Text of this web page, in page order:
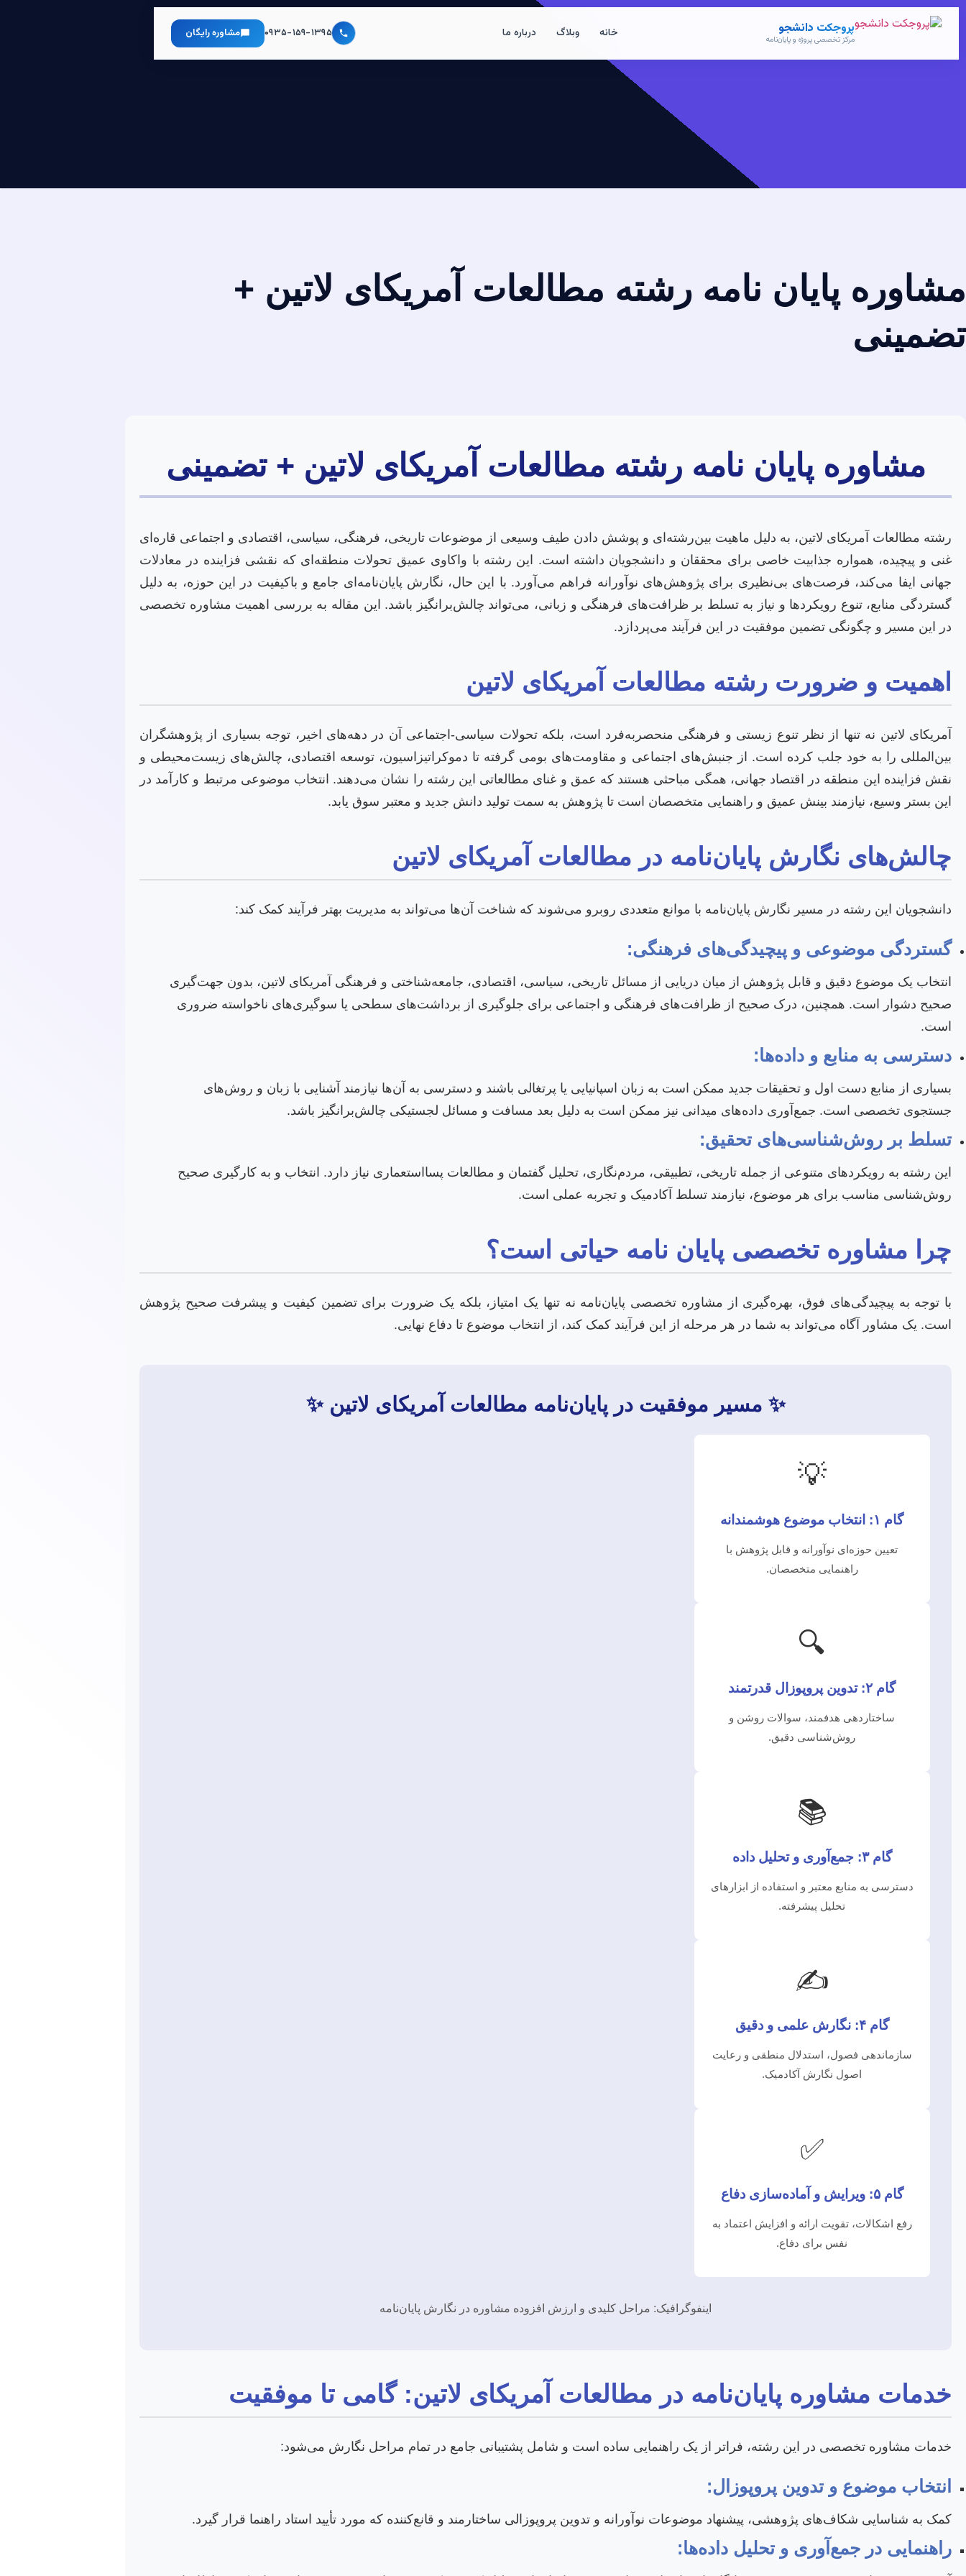
پروجکت دانشجو
مرکز تخصصی پروژه و پایان‌نامه خانه وبلاگ درباره ما ۰۹۳۵-۱۵۹-۱۳۹۵ مشاوره رایگان
مشاوره پایان نامه رشته مطالعات آمریکای لاتین +
تضمینی
مشاوره پایان نامه رشته مطالعات آمریکای لاتین + تضمینی
رشته مطالعات آمریکای لاتین، به دلیل ماهیت بین‌رشته‌ای و پوشش دادن طیف وسیعی از موضوعات تاریخی، فرهنگی، سیاسی، اقتصادی و اجتماعی قاره‌ای
غنی و پیچیده، همواره جذابیت خاصی برای محققان و دانشجویان داشته است. این رشته با واکاوی عمیق تحولات منطقه‌ای که نقشی فزاینده در معادلات
جهانی ایفا می‌کند، فرصت‌های بی‌نظیری برای پژوهش‌های نوآورانه فراهم می‌آورد. با این حال، نگارش پایان‌نامه‌ای جامع و باکیفیت در این حوزه، به دلیل
گستردگی منابع، تنوع رویکردها و نیاز به تسلط بر ظرافت‌های فرهنگی و زبانی، می‌تواند چالش‌برانگیز باشد. این مقاله به بررسی اهمیت مشاوره تخصصی
در این مسیر و چگونگی تضمین موفقیت در این فرآیند می‌پردازد.
اهمیت و ضرورت رشته مطالعات آمریکای لاتین
آمریکای لاتین نه تنها از نظر تنوع زیستی و فرهنگی منحصربه‌فرد است، بلکه تحولات سیاسی-اجتماعی آن در دهه‌های اخیر، توجه بسیاری از پژوهشگران
بین‌المللی را به خود جلب کرده است. از جنبش‌های اجتماعی و مقاومت‌های بومی گرفته تا دموکراتیزاسیون، توسعه اقتصادی، چالش‌های زیست‌محیطی و
نقش فزاینده این منطقه در اقتصاد جهانی، همگی مباحثی هستند که عمق و غنای مطالعاتی این رشته را نشان می‌دهند. انتخاب موضوعی مرتبط و کارآمد در
این بستر وسیع، نیازمند بینش عمیق و راهنمایی متخصصان است تا پژوهش به سمت تولید دانش جدید و معتبر سوق یابد.
چالش‌های نگارش پایان‌نامه در مطالعات آمریکای لاتین
دانشجویان این رشته در مسیر نگارش پایان‌نامه با موانع متعددی روبرو می‌شوند که شناخت آن‌ها می‌تواند به مدیریت بهتر فرآیند کمک کند:
گستردگی موضوعی و پیچیدگی‌های فرهنگی:
انتخاب یک موضوع دقیق و قابل پژوهش از میان دریایی از مسائل تاریخی، سیاسی، اقتصادی، جامعه‌شناختی و فرهنگی آمریکای لاتین، بدون جهت‌گیری
صحیح دشوار است. همچنین، درک صحیح از ظرافت‌های فرهنگی و اجتماعی برای جلوگیری از برداشت‌های سطحی یا سوگیری‌های ناخواسته ضروری
است.
دسترسی به منابع و داده‌ها:
بسیاری از منابع دست اول و تحقیقات جدید ممکن است به زبان اسپانیایی یا پرتغالی باشند و دسترسی به آن‌ها نیازمند آشنایی با زبان و روش‌های
جستجوی تخصصی است. جمع‌آوری داده‌های میدانی نیز ممکن است به دلیل بعد مسافت و مسائل لجستیکی چالش‌برانگیز باشد.
تسلط بر روش‌شناسی‌های تحقیق:
این رشته به رویکردهای متنوعی از جمله تاریخی، تطبیقی، مردم‌نگاری، تحلیل گفتمان و مطالعات پسااستعماری نیاز دارد. انتخاب و به کارگیری صحیح
روش‌شناسی مناسب برای هر موضوع، نیازمند تسلط آکادمیک و تجربه عملی است.
چرا مشاوره تخصصی پایان نامه حیاتی است؟
با توجه به پیچیدگی‌های فوق، بهره‌گیری از مشاوره تخصصی پایان‌نامه نه تنها یک امتیاز، بلکه یک ضرورت برای تضمین کیفیت و پیشرفت صحیح پژوهش
است. یک مشاور آگاه می‌تواند به شما در هر مرحله از این فرآیند کمک کند، از انتخاب موضوع تا دفاع نهایی.
✨ مسیر موفقیت در پایان‌نامه مطالعات آمریکای لاتین ✨
💡
گام ۱: انتخاب موضوع هوشمندانه
تعیین حوزه‌ای نوآورانه و قابل پژوهش با
راهنمایی متخصصان.
🔍
گام ۲: تدوین پروپوزال قدرتمند
ساختاردهی هدفمند، سوالات روشن و
روش‌شناسی دقیق.
📚
گام ۳: جمع‌آوری و تحلیل داده
دسترسی به منابع معتبر و استفاده از ابزارهای
تحلیل پیشرفته.
✍️
گام ۴: نگارش علمی و دقیق
سازماندهی فصول، استدلال منطقی و رعایت
اصول نگارش آکادمیک.
✅
گام ۵: ویرایش و آماده‌سازی دفاع
رفع اشکالات، تقویت ارائه و افزایش اعتماد به
نفس برای دفاع.
اینفوگرافیک: مراحل کلیدی و ارزش افزوده مشاوره در نگارش پایان‌نامه
خدمات مشاوره پایان‌نامه در مطالعات آمریکای لاتین: گامی تا موفقیت
خدمات مشاوره تخصصی در این رشته، فراتر از یک راهنمایی ساده است و شامل پشتیبانی جامع در تمام مراحل نگارش می‌شود:
انتخاب موضوع و تدوین پروپوزال:
کمک به شناسایی شکاف‌های پژوهشی، پیشنهاد موضوعات نوآورانه و تدوین پروپوزالی ساختارمند و قانع‌کننده که مورد تأیید استاد راهنما قرار گیرد.
راهنمایی در جمع‌آوری و تحلیل داده‌ها: